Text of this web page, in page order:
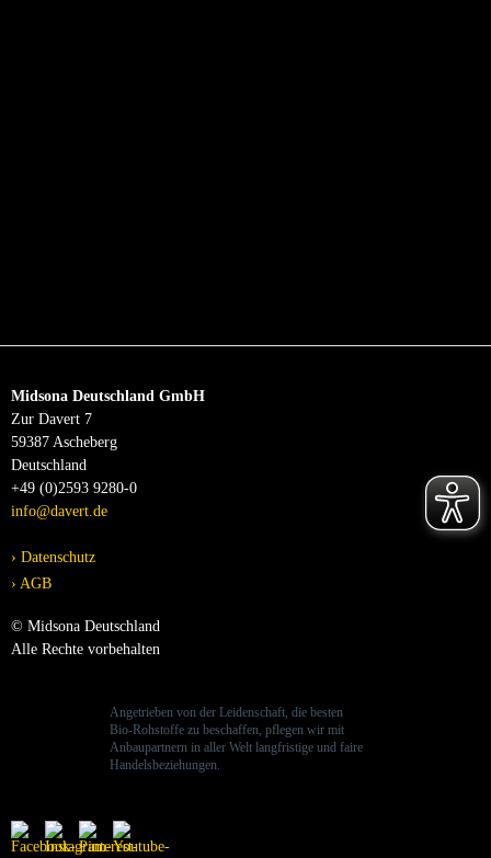
Midsona Deutschland GmbH
Zur Davert 7
59387 Ascheberg
Deutschland
+49 (0)2593 9280-0
info@davert.de
Datenschutz
AGB
© Midsona Deutschland
Alle Rechte vorbehalten
Angetrieben von der Leidenschaft, die besten
Bio-Rohstoffe zu beschaffen, pflegen wir mit
Anbaupartnern in aller Welt langfristige und faire
Handelsbeziehungen.